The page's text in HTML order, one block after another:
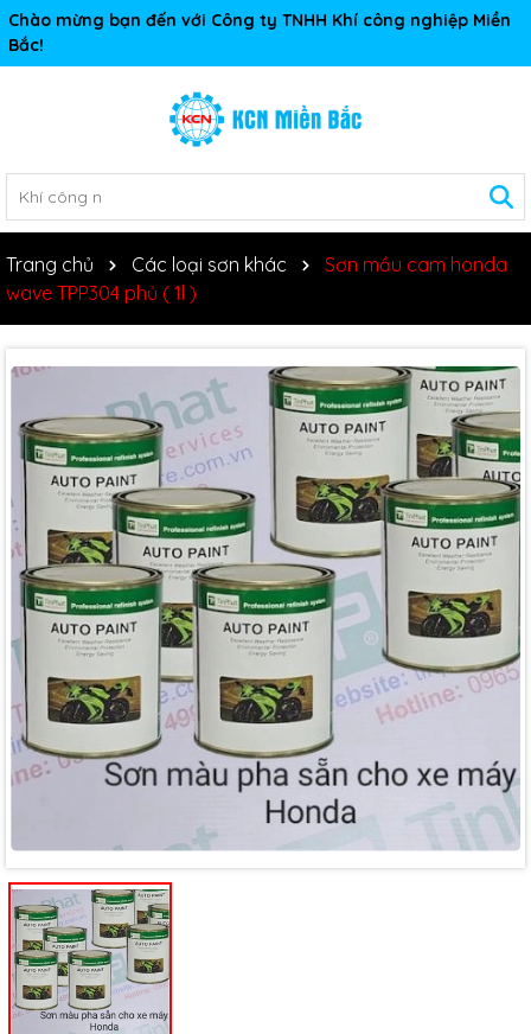
Chào mừng bạn đến với Công ty TNHH Khí công nghiệp Miền
Bắc!
Trang chủ Các loại sơn khác
Sơn mầu cam honda
wave TPP304 phủ ( 1l )